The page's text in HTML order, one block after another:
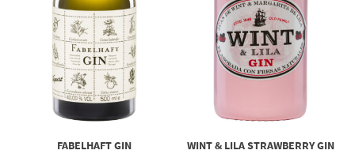
FABELHAFT GIN WINT & LILA STRAWBERRY GIN